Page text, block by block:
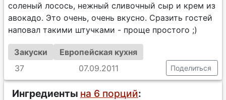
соленый лосось, нежный сливочный сыр и крем из
авокадо. Это очень, очень вкусно. Сразить гостей
наповал такими штучками - проще простого ;)
Закуски
Европейская кухня
37
07.09.2011 Поделиться
Ингредиенты на 6 порций: